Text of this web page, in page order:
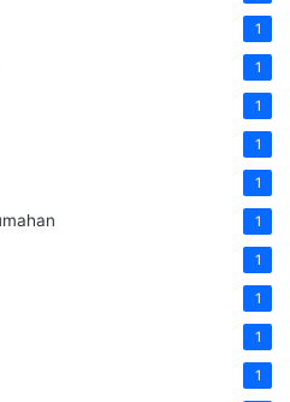
1
1
1
1
1
1
1
1
1
1